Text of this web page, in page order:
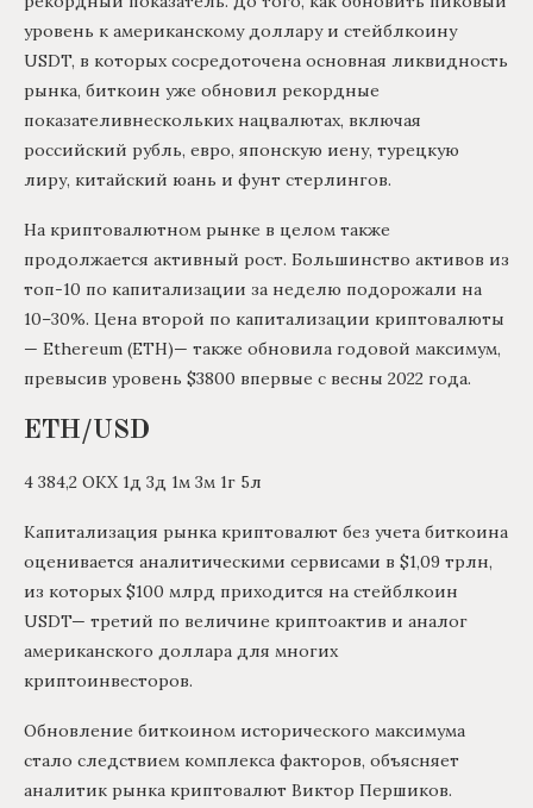
уровень к американскому доллару и стейблкоину
USDT, в которых сосредоточена основная ликвидность
рынка, биткоин уже обновил рекордные
показателивнескольких нацвалютах, включая
российский рубль, евро, японскую иену, турецкую
лиру, китайский юань и фунт стерлингов.
На криптовалютном рынке в целом также
продолжается активный рост. Большинство активов из
топ-10 по капитализации за неделю подорожали на
10–30%. Цена второй по капитализации криптовалюты
— Ethereum (ETH)— также обновила годовой максимум,
превысив уровень $3800 впервые с весны 2022 года.
ETH/USD
4 384,2 ОКХ 1д 3д 1м 3м 1г 5л
Капитализация рынка криптовалют без учета биткоина
оценивается аналитическими сервисами в $1,09 трлн,
из которых $100 млрд приходится на стейблкоин
USDT— третий по величине криптоактив и аналог
американского доллара для многих
криптоинвесторов.
Обновление биткоином исторического максимума
стало следствием комплекса факторов, объясняет
аналитик рынка криптовалют Виктор Першиков.